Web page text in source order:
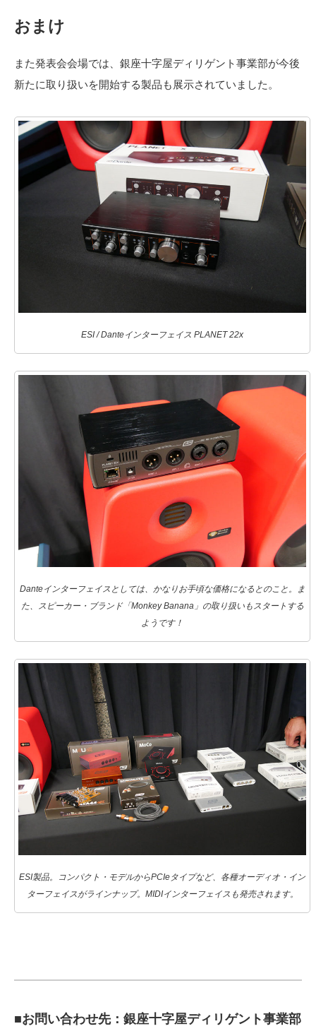
おまけ
また発表会会場では、銀座十字屋ディリゲント事業部が今後
新たに取り扱いを開始する製品も展示されていました。
ESI / Danteインターフェイス PLANET 22x
Danteインターフェイスとしては、かなりお手頃な価格になるとのこと。ま
た、スピーカー・ブランド「Monkey Banana」の取り扱いもスタートする
ようです！
ESI製品。コンパクト・モデルからPCIeタイプなど、各種オーディオ・イン
ターフェイスがラインナップ。MIDIインターフェイスも発売されます。
■お問い合わせ先：銀座十字屋ディリゲント事業部